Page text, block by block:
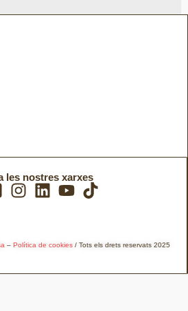
– Política de cookies/ Tots els drets reservats 2025
les nostres xarxes